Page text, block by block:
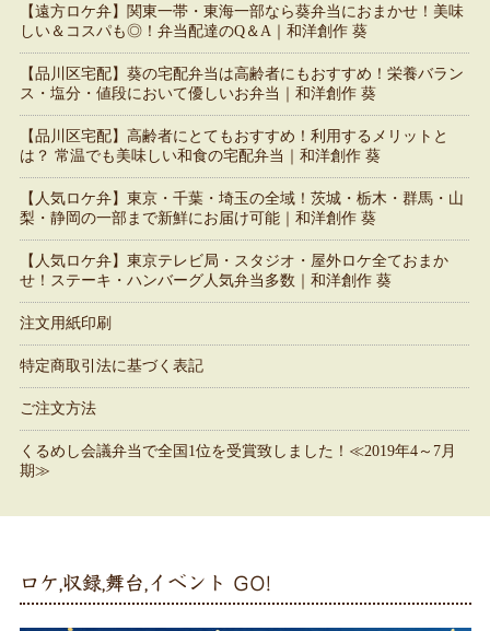
【遠方ロケ弁】関東一帯・東海一部なら葵弁当におまかせ！美味
しい＆コスパも◎！弁当配達のQ＆A｜和洋創作 葵
【品川区宅配】葵の宅配弁当は高齢者にもおすすめ！栄養バラン
ス・塩分・値段において優しいお弁当｜和洋創作 葵
【品川区宅配】高齢者にとてもおすすめ！利用するメリットと
は？ 常温でも美味しい和食の宅配弁当｜和洋創作 葵
【人気ロケ弁】東京・千葉・埼玉の全域！茨城・栃木・群馬・山
梨・静岡の一部まで新鮮にお届け可能｜和洋創作 葵
【人気ロケ弁】東京テレビ局・スタジオ・屋外ロケ全ておまか
せ！ステーキ・ハンバーグ人気弁当多数｜和洋創作 葵
注文用紙印刷
特定商取引法に基づく表記
ご注文方法
くるめし会議弁当で全国1位を受賞致しました！≪2019年4～7月
期≫
ロケ,収録,舞台,イベント GO!